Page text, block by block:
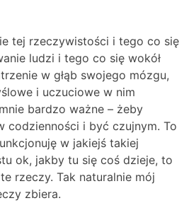
tej rzeczywistości i tego co się
ludzi i tego co się wokół
w głąb swojego mózgu,
i uczuciowe w nim
bardzo ważne – żeby
codzienności i być czujnym. To
w jakiejś takiej
ok, jakby tu się coś dzieje, to
rzeczy. Tak naturalnie mój
zbiera.